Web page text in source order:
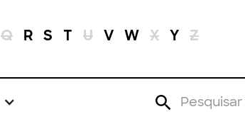
Q R S T U V W X Y Z